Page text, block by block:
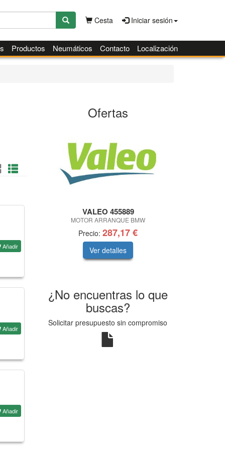
Cesta Iniciar sesión
Productos Neumáticos Contacto Localización
Añadir
Añadir
Añadir
Ofertas
VALEO 455889
MOTOR ARRANQUE BMW
Precio: 287,17 €
Ver detalles
¿No encuentras lo que
buscas?
Solicitar presupuesto sin compromiso